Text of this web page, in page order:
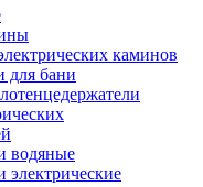
каминов
для бани
водяные
электрические